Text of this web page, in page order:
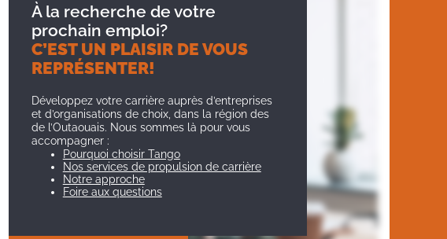
À la recherche de votre
prochain emploi?
C’EST UN PLAISIR DE VOUS
REPRÉSENTER!
Développez votre carrière auprès d’entreprises
et d’organisations de choix, dans la région des
de l’Outaouais. Nous sommes là pour vous
accompagner :
Pourquoi choisir Tango
Nos services de propulsion de carrière
Notre approche
Foire aux questions